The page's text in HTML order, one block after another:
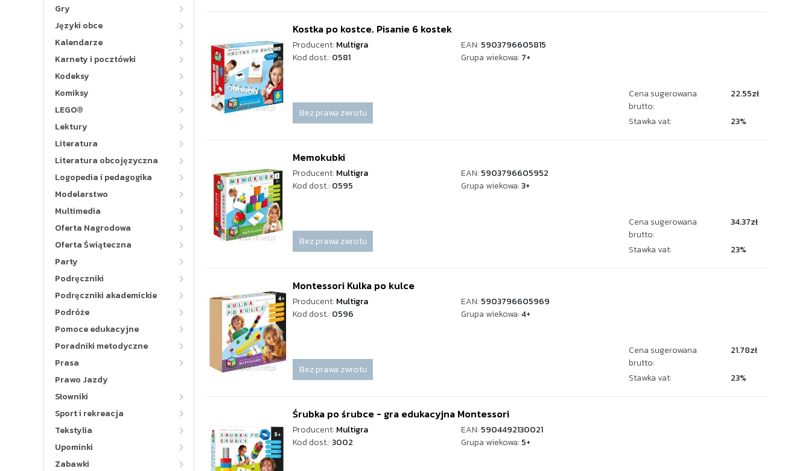
Gry
Języki obce
Kalendarze
Karnety i pocztówki
Kodeksy
Komiksy
LEGO®
Lektury
Literatura
Literatura obcojęzyczna
Logopedia i pedagogika
Modelarstwo
Multimedia
Oferta Nagrodowa
Oferta Świąteczna
Party
Podręczniki
Podręczniki akademickie
Podróże
Pomoce edukacyjne
Poradniki metodyczne
Prasa
Prawo Jazdy
Słowniki
Sport i rekreacja
Tekstylia
Upominki
Zabawki
Kostka po kostce. Pisanie 6 kostek
Producent: Multigra EAN: 5903796605815
Kod dost.: 0581 Grupa wiekowa: 7+
Bez prawa zwrotu
Cena sugerowana
brutto:
22.55zł
Stawka vat: 23%
Memokubki
Producent: Multigra EAN: 5903796605952
Kod dost.: 0595 Grupa wiekowa:3+
Bez prawa zwrotu
Cena sugerowana
brutto:
34.37zł
Stawka vat: 23%
Montessori Kulka po kulce
Producent: Multigra EAN: 5903796605969
Kod dost.: 0596 Grupa wiekowa:4+
Bez prawa zwrotu
Cena sugerowana
brutto:
21.78zł
Stawka vat: 23%
Śrubka po śrubce - gra edukacyjna Montessori
Producent: Multigra EAN: 5904492130021
Kod dost.:3002 Grupa wiekowa: 5+